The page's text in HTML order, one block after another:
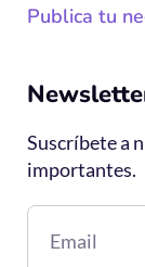
Publica tu
Suscríbete a
importantes.